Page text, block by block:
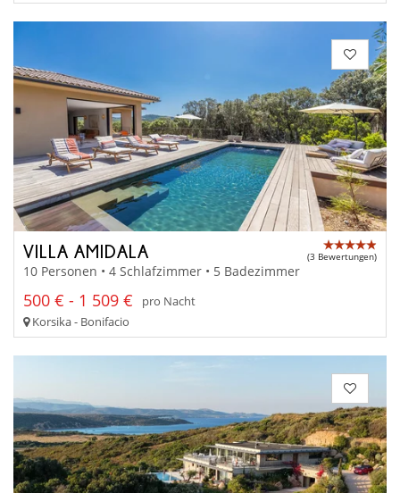
VILLA AMIDALA (3 Bewertungen)
10 Personen • 4 Schlafzimmer • 5 Badezimmer
500 € - 1 509 €
pro Nacht
Korsika - Bonifacio